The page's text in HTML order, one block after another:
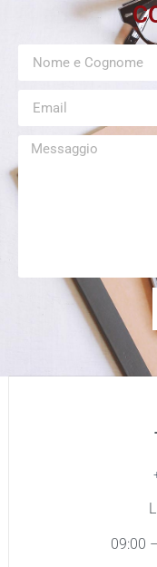
09:00